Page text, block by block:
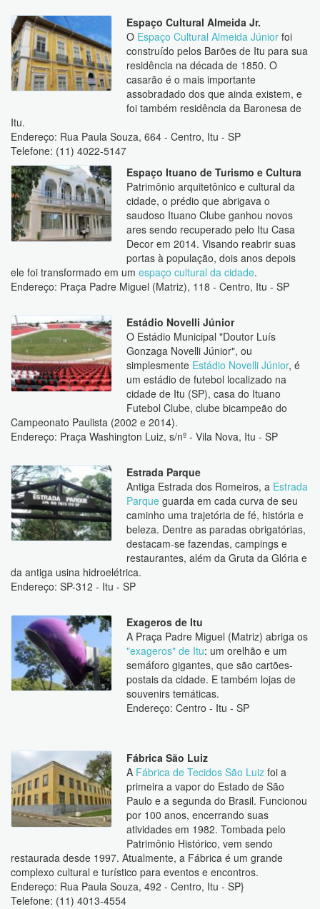
Espaço Cultural Almeida Jr.
O Espaço Cultural Almeida Júnior foi
construído pelos Barões de Itu para sua
residência na década de 1850. O
casarão é o mais importante
assobradado dos que ainda existem, e
foi também residência da Baronesa de
Itu.
Endereço: Rua Paula Souza, 664 - Centro, Itu - SP
Telefone: (11) 4022-5147
Espaço Ituano de Turismo e Cultura
Patrimônio arquitetônico e cultural da
cidade, o prédio que abrigava o
saudoso Ituano Clube ganhou novos
ares sendo recuperado pelo Itu Casa
Decor em 2014. Visando reabrir suas
portas à população, dois anos depois
ele foi transformado em um espaço cultural da cidade.
Endereço: Praça Padre Miguel (Matriz), 118 - Centro, Itu - SP
Estádio Novelli Júnior
O Estádio Municipal "Doutor Luís
Gonzaga Novelli Júnior", ou
simplesmente Estádio Novelli Júnior, é
um estádio de futebol localizado na
cidade de Itu (SP), casa do Ituano
Futebol Clube, clube bicampeão do
Campeonato Paulista (2002 e 2014).
Endereço: Praça Washington Luiz, s/nº - Vila Nova, Itu - SP
Estrada Parque
Antiga Estrada dos Romeiros, a Estrada
Parque guarda em cada curva de seu
caminho uma trajetória de fé, história e
beleza. Dentre as paradas obrigatórias,
destacam-se fazendas, campings e
restaurantes, além da Gruta da Glória e
da antiga usina hidroelétrica.
Endereço: SP-312 - Itu - SP
Exageros de Itu
A Praça Padre Miguel (Matriz) abriga os
"exageros" de Itu: um orelhão e um
semáforo gigantes, que são cartões-
postais da cidade. E também lojas de
souvenirs temáticas.
Endereço: Centro - Itu - SP
Fábrica São Luiz
A Fábrica de Tecidos São Luiz foi a
primeira a vapor do Estado de São
Paulo e a segunda do Brasil. Funcionou
por 100 anos, encerrando suas
atividades em 1982. Tombada pelo
Patrimônio Histórico, vem sendo
restaurada desde 1997. Atualmente, a Fábrica é um grande
complexo cultural e turístico para eventos e encontros.
Endereço: Rua Paula Souza, 492 - Centro, Itu - SP}
Telefone: (11) 4013-4554